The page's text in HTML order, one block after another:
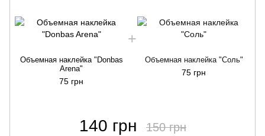
Объемная наклейка "Donbas
Arena"
75 грн
Объемная наклейка "Соль"
75 грн
140 грн 150 грн